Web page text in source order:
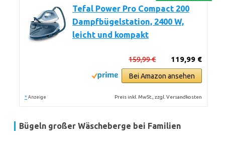
Tefal Power Pro Compact 200
Dampfbügelstation, 2400 W,
leicht und kompakt
119,99 €
159,99 €
Bei Amazon ansehen
* Anzeige Preis inkl. MwSt., zzgl. Versandkosten
Bügeln großer Wäscheberge bei Familien